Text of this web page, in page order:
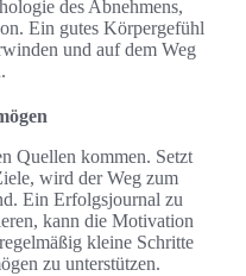
des Abnehmens,
Ein gutes Körpergefühl
und auf dem Weg
Quellen kommen. Setzt
wird der Weg zum
Ein Erfolgsjournal zu
kann die Motivation
kleine Schritte
zu unterstützen.